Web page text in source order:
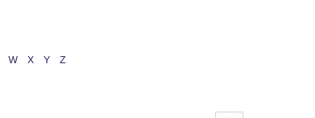
W X Y Z